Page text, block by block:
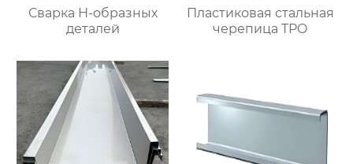
Сварка Н-образных
деталей
Пластиковая стальная
черепица TPO